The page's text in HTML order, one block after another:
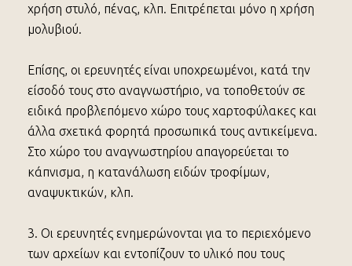
χρήση στυλό, πένας, κλπ. Επιτρέπεται μόνο η χρήση
μολυβιού.
Επίσης, οι ερευνητές είναι υποχρεωμένοι, κατά την
είσοδό τους στο αναγνωστήριο, να τοποθετούν σε
ειδικά προβλεπόμενο χώρο τους χαρτοφύλακες και
άλλα σχετικά φορητά προσωπικά τους αντικείμενα.
Στο χώρο του αναγνωστηρίου απαγορεύεται το
κάπνισμα, η κατανάλωση ειδών τροφίμων,
αναψυκτικών, κλπ.
3. Οι ερευνητές ενημερώνονται για το περιεχόμενο
των αρχείων και εντοπίζουν το υλικό που τους